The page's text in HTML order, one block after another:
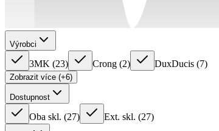
Výrobci
3MK (23) Crong (2) DuxDucis (7)
Zobrazit více (+6)
Dostupnost
Oba skl. (27) Ext. skl. (27)